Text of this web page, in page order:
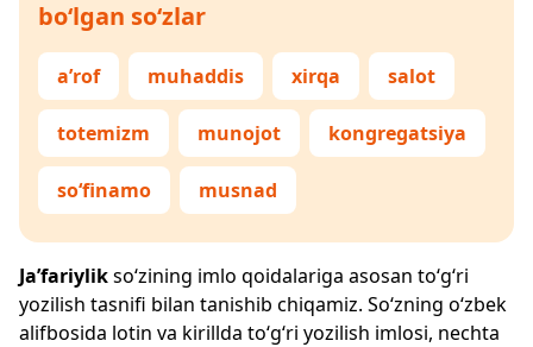
bo‘lgan so‘zlar
a’rof muhaddis xirqa salot
totemizm munojot kongregatsiya
so‘finamo musnad
Ja’fariylikso‘zining imlo qoidalariga asosan to‘g‘ri
yozilish tasnifi bilan tanishib chiqamiz. So‘zning o‘zbek
alifbosida lotin va kirillda to‘g‘ri yozilish imlosi, nechta